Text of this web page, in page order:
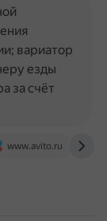
www.avito.ru
вариатор
езды
за счёт